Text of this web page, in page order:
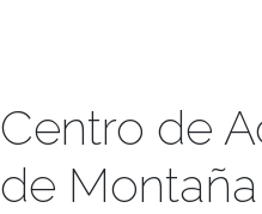
Centro de
de